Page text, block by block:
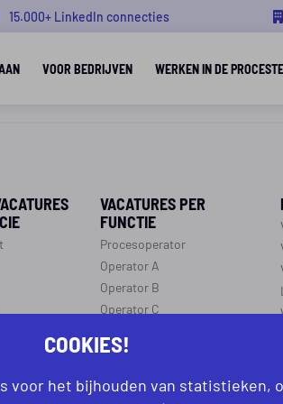
15.000+ LinkedIn connecties
VOOR BEDRIJVEN WERKEN IN DE
VACATURES PER
FUNCTIE
Procesoperator
Operator A
Operator B
Operator C
Monteur
COOKIES!
voor het bijhouden van statistieken,